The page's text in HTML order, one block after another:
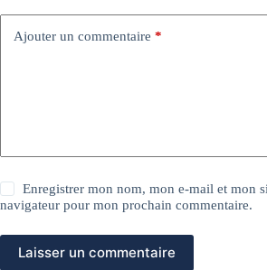
Ajouter un commentaire *
Enregistrer mon nom, mon e-mail et mon
navigateur pour mon prochain commentaire.
Laisser un commentaire